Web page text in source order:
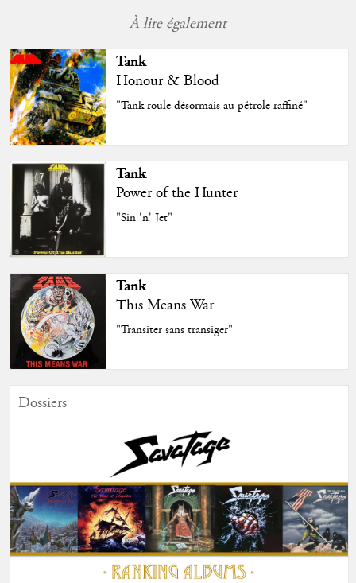
À lire également
Tank
Honour & Blood
"Tank roule désormais au pétrole raffiné"
Tank
Power of the Hunter
"Sin 'n' Jet"
Tank
This Means War
"Transiter sans transiger"
Dossiers